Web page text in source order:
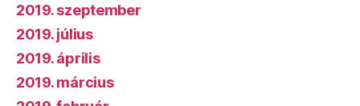
2019. szeptember
2019. július
2019. április
2019. március